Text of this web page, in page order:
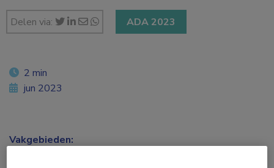
Delen via: ADA 2023
2 min
jun 2023
Vakgebieden: